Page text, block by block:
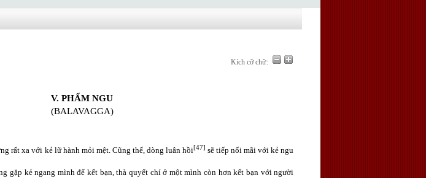
Kích cỡ chữ:
V. PHẨM NGU
(BALAVAGGA)
rất xa với kẻ lữ hành mỏi mệt. Cũng thế, dòng luân hồi[47] sẽ tiếp nối mãi với kẻ ngu
gặp kẻ ngang mình để kết bạn, thà quyết chí ở một mình còn hơn kết bạn với người